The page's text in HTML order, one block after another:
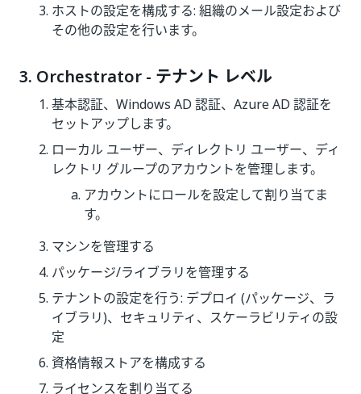
ホストの設定を構成する: 組織のメール設定および
その他の設定を行います。
3. Orchestrator - テナント レベル
基本認証、Windows AD 認証、Azure AD 認証を
セットアップします。
ローカル ユーザー、ディレクトリ ユーザー、ディ
レクトリ グループのアカウントを管理します。
アカウントにロールを設定して割り当てま
す。
マシンを管理する
パッケージ/ライブラリを管理する
テナントの設定を行う: デプロイ (パッケージ、ラ
イブラリ)、セキュリティ、スケーラビリティの設
定
資格情報ストアを構成する
ライセンスを割り当てる